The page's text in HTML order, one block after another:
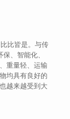
比皆是。与传
、智能化、
重量轻、运输
均具有良好的
越来越受到大